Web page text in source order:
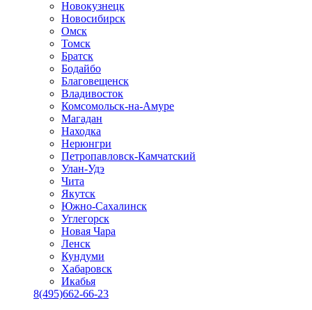
Новокузнецк
Новосибирск
Омск
Томск
Братск
Бодайбо
Благовещенск
Владивосток
Комсомольск-на-Амуре
Магадан
Находка
Нерюнгри
Петропавловск-Камчатский
Улан-Удэ
Чита
Якутск
Южно-Сахалинск
Углегорск
Новая Чара
Ленск
Кундуми
Хабаровск
Икабья
8(495)662-66-23